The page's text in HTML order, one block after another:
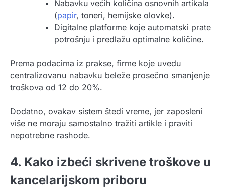
Nabavku većih količina osnovnih artikala
(papir, toneri, hemijske olovke).
Digitalne platforme koje automatski prate
potrošnju i predlažu optimalne količine.
Prema podacima iz prakse, firme koje uvedu
centralizovanu nabavku beleže prosečno smanjenje
troškova od 12 do 20%.
Dodatno, ovakav sistem štedi vreme, jer zaposleni
više ne moraju samostalno tražiti artikle i praviti
nepotrebne rashode.
4. Kako izbeći skrivene troškove u
kancelarijskom priboru